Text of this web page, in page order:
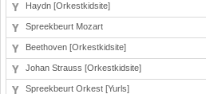
Haydn [Orkestkidsite]
Spreekbeurt Mozart
Beethoven [Orkestkidsite]
Johan Strauss [Orkestkidsite]
Spreekbeurt Orkest [Yurls]